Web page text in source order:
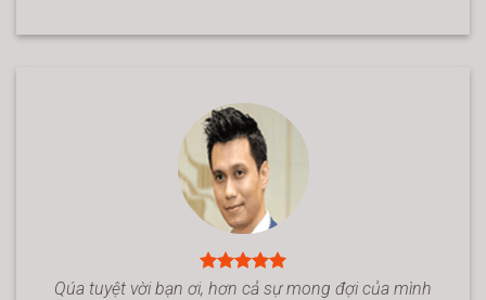
Qúa tuyệt vời bạn ơi, hơn cả sự mong đợi của mình